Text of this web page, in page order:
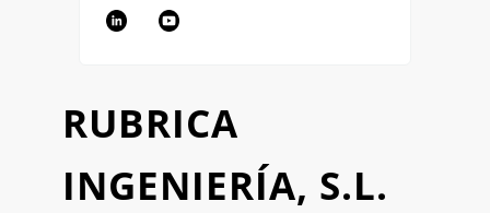
RUBRICA
INGENIERÍA, S.L.